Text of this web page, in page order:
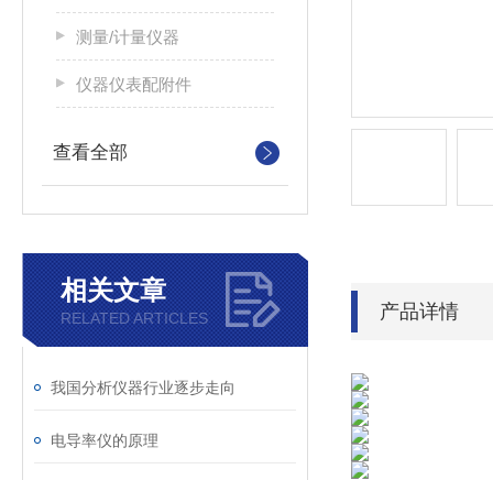
测量/计量仪器
仪器仪表配附件
查看全部
相关文章
RELATED ARTICLES
我国分析仪器行业逐步走向
电导率仪的原理
产品详情